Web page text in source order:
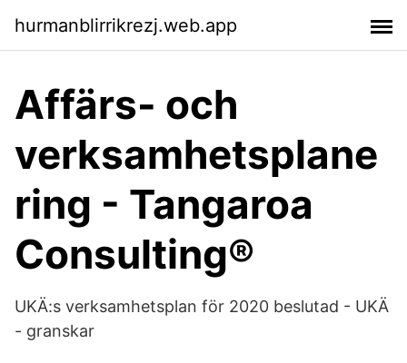
hurmanblirrikrezj.web.app
Affärs- och
verksamhetsplane
ring - Tangaroa
Consulting®
UKÄ:s verksamhetsplan för 2020 beslutad - UKÄ
- granskar